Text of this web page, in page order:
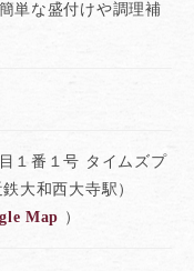
もとで
の特色。
単な盛付けや調理補
１番１号 タイムズプ
大和西大寺駅）
Map ）